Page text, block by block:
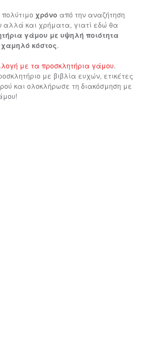
πολύτιμο χρόνο από την αναζήτηση
αλλά και χρήματα, γιατί εδώ θα
γάμου με υψηλή ποιότητα
κόστος.
με τα προσκλητήρια γάμου.
με βιβλία ευχών, ετικέτες
και ολοκλήρωσε τη διακόσμηση με